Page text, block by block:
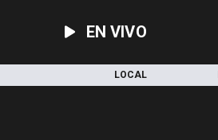
EN VIVO
LOCAL